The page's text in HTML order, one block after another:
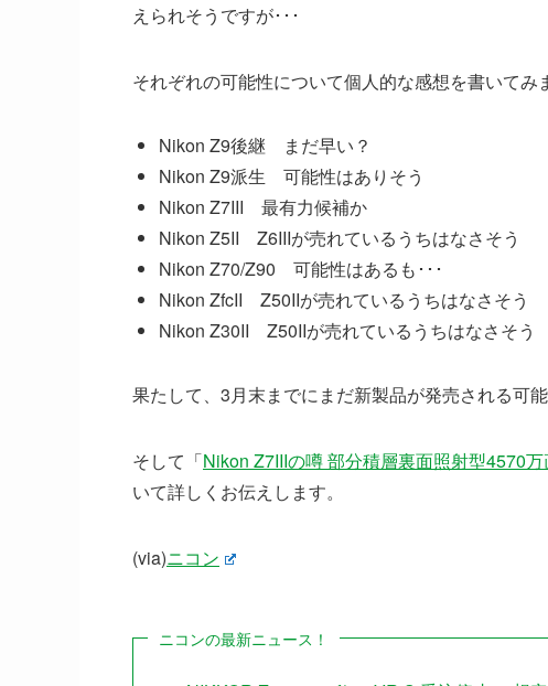
えられそうですが･･･
それぞれの可能性について個人的な感想を書いてみ
Nikon Z9後継 まだ早い？
Nikon Z9派生 可能性はありそう
Nikon Z7III 最有力候補か
Nikon Z5II Z6IIIが売れているうちはなさそう
Nikon Z70/Z90 可能性はあるも･･･
Nikon ZfcII Z50IIが売れているうちはなさそう
Nikon Z30II Z50IIが売れているうちはなさそう
果たして、3月末までにまだ新製品が発売される可
そして「Nikon Z7IIIの噂 部分積層裏面照射型4570
いて詳しくお伝えします。
(via)ニコン
ニコンの最新ニュース！